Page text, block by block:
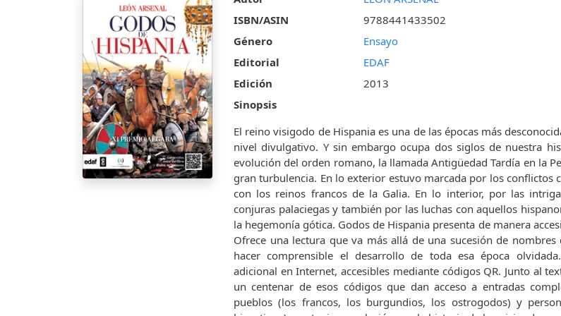
ISBN/ASIN
9788441433502
Género
Ensayo
Editorial
EDAF
Edición
2013
Sinopsis
El reino visigodo de Hispania es una de las épocas más
nivel divulgativo. Y sin embargo ocupa dos siglos de nuestra
evolución del orden romano, la llamada Antigüedad Tardía en la
gran turbulencia. En lo exterior estuvo marcada por los
con los reinos francos de la Galia. En lo interior, por las
conjuras palaciegas y también por las luchas con aquellos
la hegemonía gótica. Godos de Hispania presenta de manera
Ofrece una lectura que va más allá de una sucesión de
hacer comprensible el desarrollo de toda esa época
adicional en Internet, accesibles mediante códigos QR. Junto al
un centenar de esos códigos que dan acceso a entradas
pueblos (los francos, los burgundios, los ostrogodos) y